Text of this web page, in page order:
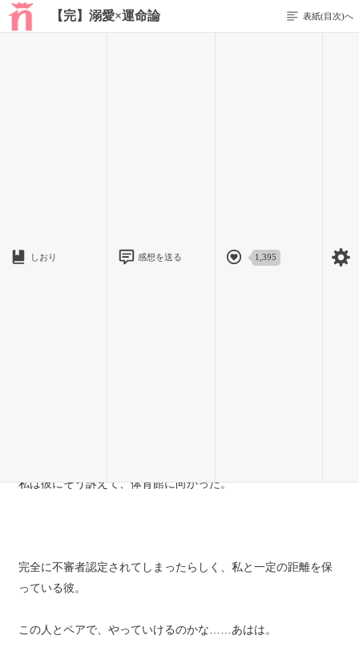
【完】溺愛×運命論 表紙(目次)へ
しおり 感想を送る 1,395
前のページを表示する
私は彼にそう訴えて、体育館に向かった。
完全に不審者認定されてしまったらしく、私と一定の距離を保
っている彼。
この人とペアで、やっていけるのかな……あはは。